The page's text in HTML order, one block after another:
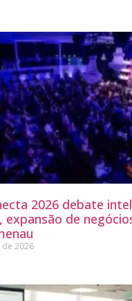
2026 debate
expansão de
2026